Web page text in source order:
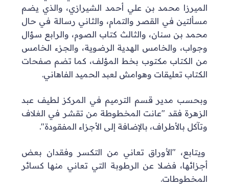
الميرزا محمد بن علي أحمد الشيرازي، والذي يضم
مسألتين في القصر والتمام، والثاني رسالة في حال
محمد بن سنان، والثالث كتاب الصوم، والرابع سؤال
وجواب، والخامس الهدية الرضوية، والجزء الخامس
من الكتاب مكتوب بخط المؤلف، كما تضم صفحات
الكتاب تعليقات وهوامش لعبد الحميد الفاهاني.
وبحسب مدير قسم الترميم في المركز لطيف عبد
الزهرة فقد "عانت المخطوطة من تقشر في الغلاف
وتآكل بالأطراف، بالإضافة إلى الأجزاء المفقودة".
ويتابع، "الأوراق تعاني من التكسر وفقدان بعض
أجزائها، فضلا عن الرطوبة التي تعاني منها كسائر
المخطوطات.